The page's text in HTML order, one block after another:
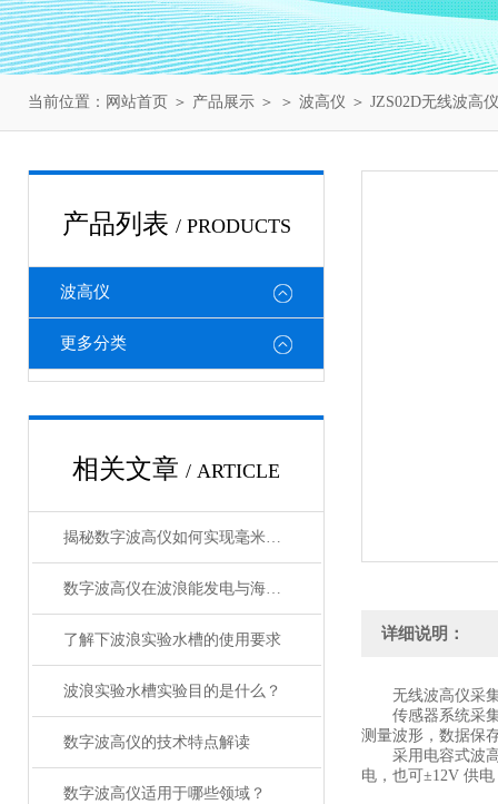
当前位置： 网站首页 ＞ 产品展示 ＞ ＞ 波高仪 ＞ JZS02D无线波高仪
产品列表 / PRODUCTS
波高仪
更多分类
相关文章 / ARTICLE
揭秘数字波高仪如何实现毫米级精度的波浪捕捉？
数字波高仪在波浪能发电与海啸预警系统中的核心数据价值
了解下波浪实验水槽的使用要求
波浪实验水槽实验目的是什么？
数字波高仪的技术特点解读
数字波高仪适用于哪些领域？
详细说明：
无线波高仪采
传感器系统采集
测量波形，数据保
采用电容式波高
电，也可±12V 供